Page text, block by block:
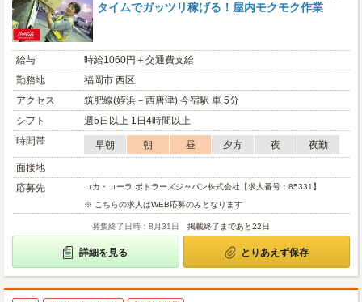
タイムでガッツリ稼げる！屋内モクモク作業
給与
時給1060円＋交通費支給
勤務地
福岡市 西区
アクセス
筑肥線(姪浜－西唐津) 今宿駅 車 5分
シフト
週5日以上 1日4時間以上
時間帯
早朝 朝 昼 夕方 夜
夜勤
面接地
応募先
コカ・コーラ ボトラーズジャパン株式会社【求人番号：85331】
※ こちらの求人はWEB応募のみとなります
募集終了日時：8月31日 掲載終了まであと22日
詳細を見る とりあえず保存